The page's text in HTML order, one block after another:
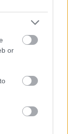
or
στη
δημόσια
η
η ενίσχυση
αλλά και